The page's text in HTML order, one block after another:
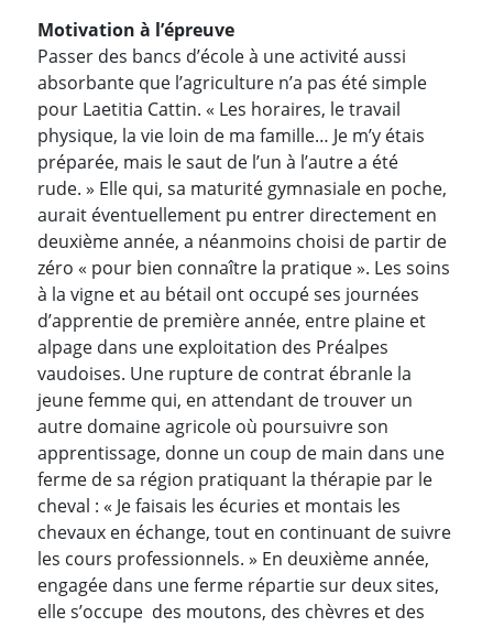
Motivation à l’épreuve
Passer des bancs d’école à une activité aussi
absorbante que l’agriculture n’a pas été simple
pour Laetitia Cattin. « Les horaires, le travail
physique, la vie loin de ma famille… Je m’y étais
préparée, mais le saut de l’un à l’autre a été
rude. » Elle qui, sa maturité gymnasiale en poche,
aurait éventuellement pu entrer directement en
deuxième année, a néanmoins choisi de partir de
zéro « pour bien connaître la pratique ». Les soins
à la vigne et au bétail ont occupé ses journées
d’apprentie de première année, entre plaine et
alpage dans une exploitation des Préalpes
vaudoises. Une rupture de contrat ébranle la
jeune femme qui, en attendant de trouver un
autre domaine agricole où poursuivre son
apprentissage, donne un coup de main dans une
ferme de sa région pratiquant la thérapie par le
cheval : « Je faisais les écuries et montais les
chevaux en échange, tout en continuant de suivre
les cours professionnels. » En deuxième année,
engagée dans une ferme répartie sur deux sites,
elle s’occupe des moutons, des chèvres et des